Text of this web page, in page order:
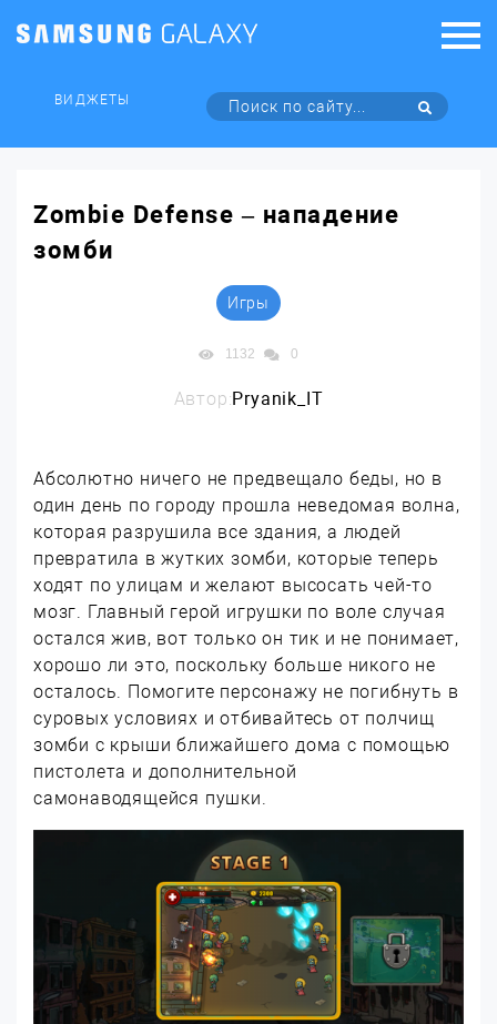
ВИДЖЕТЫ
Zombie Defense – нападение
зомби
Игры
1132 0
Автор:Pryanik_IT
Абсолютно ничего не предвещало беды, но в
один день по городу прошла неведомая волна,
которая разрушила все здания, а людей
превратила в жутких зомби, которые теперь
ходят по улицам и желают высосать чей-то
мозг. Главный герой игрушки по воле случая
остался жив, вот только он тик и не понимает,
хорошо ли это, поскольку больше никого не
осталось. Помогите персонажу не погибнуть в
суровых условиях и отбивайтесь от полчищ
зомби с крыши ближайшего дома с помощью
пистолета и дополнительной
самонаводящейся пушки.